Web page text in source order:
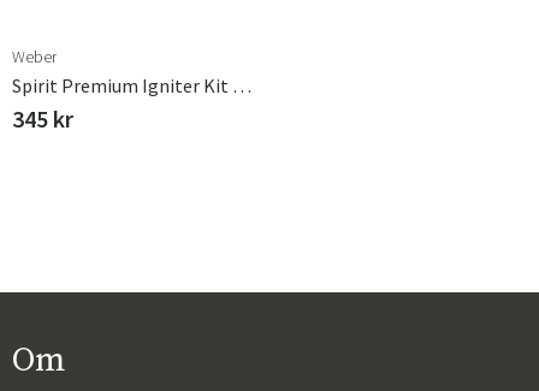
Weber
Spirit Premium Igniter Kit Weber
345 kr
Om